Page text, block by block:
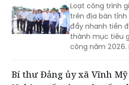
Loạt công trình
trên địa bàn
đẩy nhanh tiến
thành mục tiêu
công năm 2026.
giải phóng mặt
Bí thư Đảng ủy xã Vĩnh